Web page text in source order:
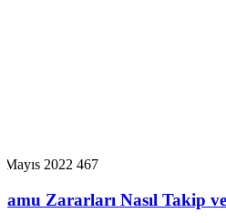
Mayıs 2022 467
Zararları Nasıl Takip